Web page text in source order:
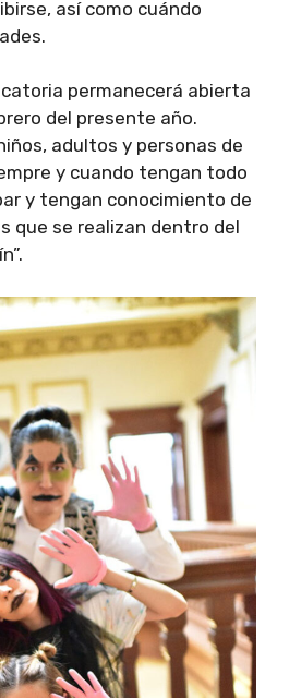
así como cuándo
permanecerá abierta
del presente año.
adultos y personas de
y cuando tengan todo
y tengan conocimiento de
que se realizan dentro del